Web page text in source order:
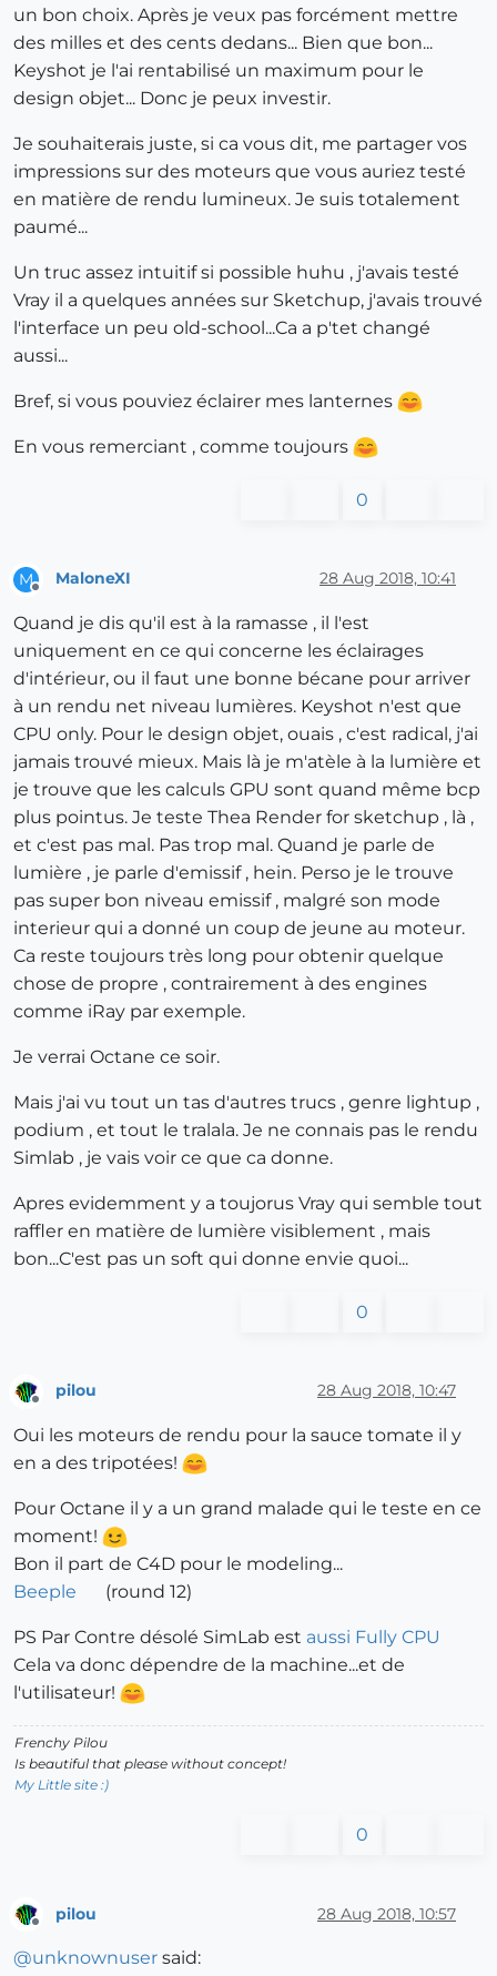
un bon choix. Après je veux pas forcément mettre
des milles et des cents dedans... Bien que bon...
Keyshot je l'ai rentabilisé un maximum pour le
design objet... Donc je peux investir.
Je souhaiterais juste, si ca vous dit, me partager vos
impressions sur des moteurs que vous auriez testé
en matière de rendu lumineux. Je suis totalement
paumé...
Un truc assez intuitif si possible huhu , j'avais testé
Vray il a quelques années sur Sketchup, j'avais trouvé
l'interface un peu old-school...Ca a p'tet changé
aussi...
Bref, si vous pouviez éclairer mes lanternes
En vous remerciant , comme toujours
0
M MaloneXI 28 Aug 2018, 10:41
Quand je dis qu'il est à la ramasse , il l'est
uniquement en ce qui concerne les éclairages
d'intérieur, ou il faut une bonne bécane pour arriver
à un rendu net niveau lumières. Keyshot n'est que
CPU only. Pour le design objet, ouais , c'est radical, j'ai
jamais trouvé mieux. Mais là je m'atèle à la lumière et
je trouve que les calculs GPU sont quand même bcp
plus pointus. Je teste Thea Render for sketchup , là ,
et c'est pas mal. Pas trop mal. Quand je parle de
lumière , je parle d'emissif , hein. Perso je le trouve
pas super bon niveau emissif , malgré son mode
interieur qui a donné un coup de jeune au moteur.
Ca reste toujours très long pour obtenir quelque
chose de propre , contrairement à des engines
comme iRay par exemple.
Je verrai Octane ce soir.
Mais j'ai vu tout un tas d'autres trucs , genre lightup ,
podium , et tout le tralala. Je ne connais pas le rendu
Simlab , je vais voir ce que ca donne.
Apres evidemment y a toujorus Vray qui semble tout
raffler en matière de lumière visiblement , mais
bon...C'est pas un soft qui donne envie quoi...
0
pilou 28 Aug 2018, 10:47
Oui les moteurs de rendu pour la sauce tomate il y
en a des tripotées!
Pour Octane il y a un grand malade qui le teste en ce
moment!
Bon il part de C4D pour le modeling...
Beeple
(round 12)
PS Par Contre désolé SimLab est aussi Fully CPU
Cela va donc dépendre de la machine...et de
l'utilisateur!
Frenchy Pilou
Is beautiful that please without concept!
My Little site :)
0
pilou 28 Aug 2018, 10:57
@unknownuser said: